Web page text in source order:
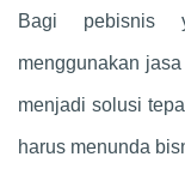
Bagi pebisnis
menggunakan
menjadi solusi
harus menunda